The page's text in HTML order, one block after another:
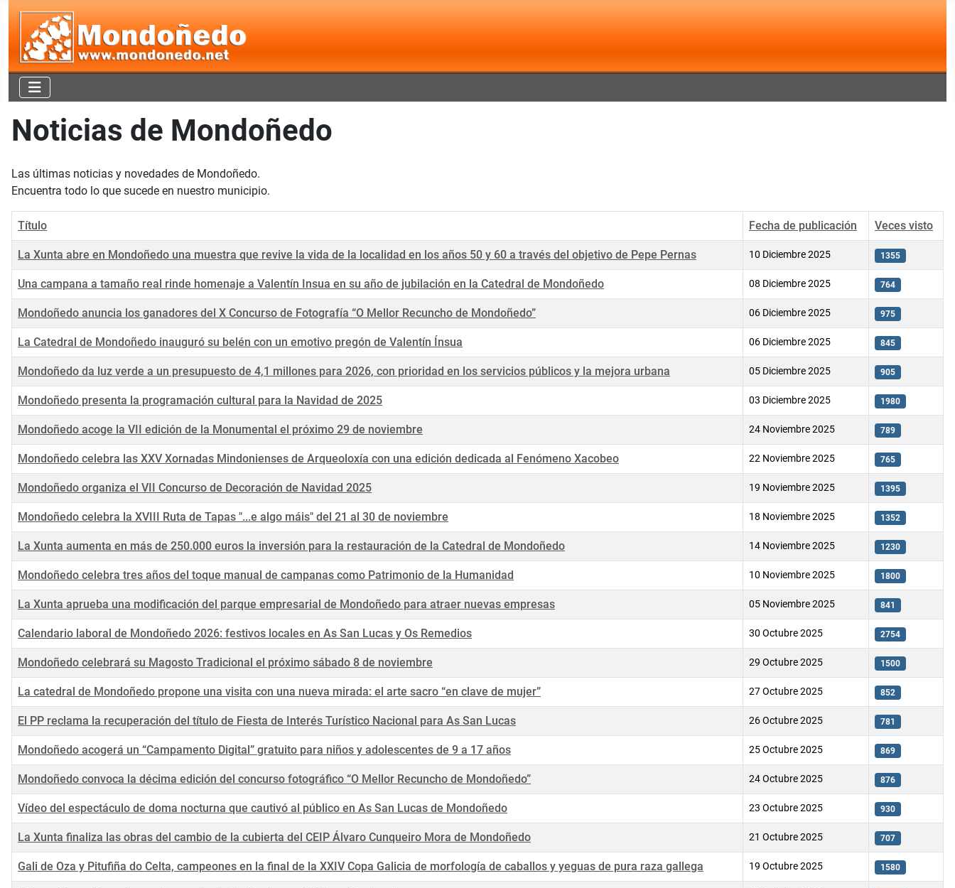
Noticias de Mondoñedo
Las últimas noticias y novedades de Mondoñedo.
Encuentra todo lo que sucede en nuestro municipio.
Título Fecha de publicación Veces visto
La Xunta abre en Mondoñedo una muestra que revive la vida de la localidad en los años 50 y 60 a través del objetivo de Pepe Pernas 10 Diciembre 2025 1355
Una campana a tamaño real rinde homenaje a Valentín Insua en su año de jubilación en la Catedral de Mondoñedo 08 Diciembre 2025 764
Mondoñedo anuncia los ganadores del X Concurso de Fotografía “O Mellor Recuncho de Mondoñedo” 06 Diciembre 2025 975
La Catedral de Mondoñedo inauguró su belén con un emotivo pregón de Valentín Ínsua 06 Diciembre 2025 845
Mondoñedo da luz verde a un presupuesto de 4,1 millones para 2026, con prioridad en los servicios públicos y la mejora urbana 05 Diciembre 2025 905
Mondoñedo presenta la programación cultural para la Navidad de 2025 03 Diciembre 2025 1980
Mondoñedo acoge la VII edición de la Monumental el próximo 29 de noviembre 24 Noviembre 2025 789
Mondoñedo celebra las XXV Xornadas Mindonienses de Arqueoloxía con una edición dedicada al Fenómeno Xacobeo 22 Noviembre 2025 765
Mondoñedo organiza el VII Concurso de Decoración de Navidad 2025 19 Noviembre 2025 1395
Mondoñedo celebra la XVIII Ruta de Tapas "...e algo máis" del 21 al 30 de noviembre 18 Noviembre 2025 1352
La Xunta aumenta en más de 250.000 euros la inversión para la restauración de la Catedral de Mondoñedo 14 Noviembre 2025 1230
Mondoñedo celebra tres años del toque manual de campanas como Patrimonio de la Humanidad 10 Noviembre 2025 1800
La Xunta aprueba una modificación del parque empresarial de Mondoñedo para atraer nuevas empresas 05 Noviembre 2025 841
Calendario laboral de Mondoñedo 2026: festivos locales en As San Lucas y Os Remedios 30 Octubre 2025 2754
Mondoñedo celebrará su Magosto Tradicional el próximo sábado 8 de noviembre 29 Octubre 2025 1500
La catedral de Mondoñedo propone una visita con una nueva mirada: el arte sacro “en clave de mujer” 27 Octubre 2025 852
El PP reclama la recuperación del título de Fiesta de Interés Turístico Nacional para As San Lucas 26 Octubre 2025 781
Mondoñedo acogerá un “Campamento Digital” gratuito para niños y adolescentes de 9 a 17 años 25 Octubre 2025 869
Mondoñedo convoca la décima edición del concurso fotográfico “O Mellor Recuncho de Mondoñedo” 24 Octubre 2025 876
Vídeo del espectáculo de doma nocturna que cautivó al público en As San Lucas de Mondoñedo 23 Octubre 2025 930
La Xunta finaliza las obras del cambio de la cubierta del CEIP Álvaro Cunqueiro Mora de Mondoñedo 21 Octubre 2025 707
Gali de Oza y Pitufiña do Celta, campeones en la final de la XXIV Copa Galicia de morfología de caballos y yeguas de pura raza gallega 19 Octubre 2025 1580